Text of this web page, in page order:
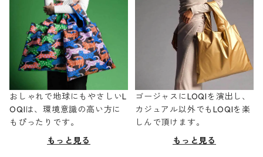
おしゃれで地球にもやさしいL
OQIは、環境意識の高い方に
もぴったりです。
もっと見る
ゴージャスにLOQIを演出し、
カジュアル以外でもLOQIを楽
しんで頂けます。
もっと見る